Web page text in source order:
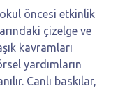
öncesi etkinlik
çizelge ve
kavramları
yardımların
Canlı baskılar,